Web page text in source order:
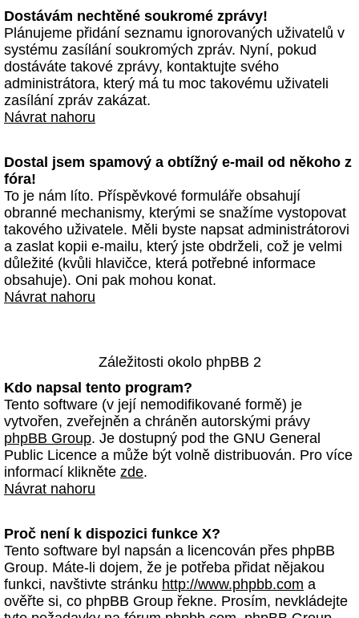
Dostávám nechtěné soukromé zprávy!
Plánujeme přidání seznamu ignorovaných uživatelů v
systému zasílání soukromých zpráv. Nyní, pokud
dostáváte takové zprávy, kontaktujte svého
administrátora, který má tu moc takovému uživateli
zasílání zpráv zakázat.
Návrat nahoru
Dostal jsem spamový a obtížný e-mail od někoho z
fóra!
To je nám líto. Příspěvkové formuláře obsahují
obranné mechanismy, kterými se snažíme vystopovat
takového uživatele. Měli byste napsat administrátorovi
a zaslat kopii e-mailu, který jste obdrželi, což je velmi
důležité (kvůli hlavičce, která potřebné informace
obsahuje). Oni pak mohou konat.
Návrat nahoru
Záležitosti okolo phpBB 2
Kdo napsal tento program?
Tento software (v její nemodifikované formě) je
vytvořen, zveřejněn a chráněn autorskými právy
phpBB Group. Je dostupný pod the GNU General
Public Licence a může být volně distribuován. Pro více
informací klikněte zde.
Návrat nahoru
Proč není k dispozici funkce X?
Tento software byl napsán a licencován přes phpBB
Group. Máte-li dojem, že je potřeba přidat nějakou
funkci, navštivte stránku http://www.phpbb.com a
ověřte si, co phpBB Group řekne. Prosím, nevkládejte